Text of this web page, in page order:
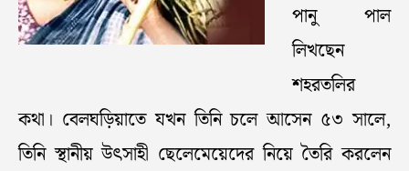
পানু পাল
লিখছেন
শহরতলির
কথা। বেলঘড়িয়াতে যখন তিনি চলে আসেন ৫৩ সালে,
তিনি স্থানীয় উৎসাহী ছেলেমেয়েদের নিয়ে তৈরি করলেন